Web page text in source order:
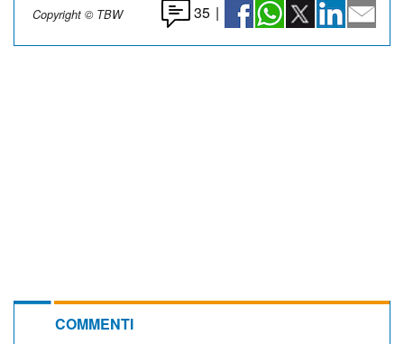
Copyright © TBW 35 |
COMMENTI